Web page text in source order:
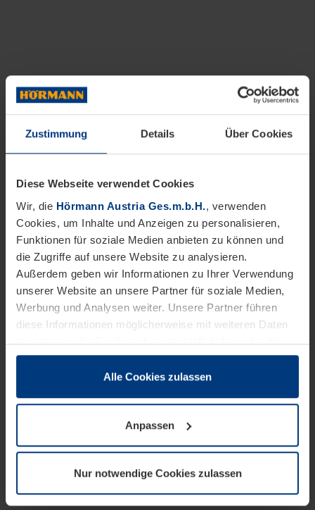
Zustimmung Details Über Cookies
Diese Webseite verwendet Cookies
Wir, die Hörmann Austria Ges.m.b.H., verwenden
Cookies, um Inhalte und Anzeigen zu personalisieren,
Funktionen für soziale Medien anbieten zu können und
die Zugriffe auf unsere Website zu analysieren.
Außerdem geben wir Informationen zu Ihrer Verwendung
unserer Website an unsere Partner für soziale Medien,
Werbung und Analysen weiter. Unsere Partner führen
diese Informationen möglicherweise mit weiteren Daten
zusammen, die Sie ihnen bereitgestellt haben oder die
sie im Rahmen Ihrer Nutzung der Dienste gesammelt
wenn diese für den Betrieb dieser Seite unbedingt
notwendig sind. Für alle anderen Cookie-Typen benötigen
wir Ihre Erlaubnis. Ihre Einwilligung können Sie jederzeit
Datenschutzerklärungunserer Website ändern oder
widerrufen.
Alle Cookies zulassen
Anpassen
Nur notwendige Cookies zulassen